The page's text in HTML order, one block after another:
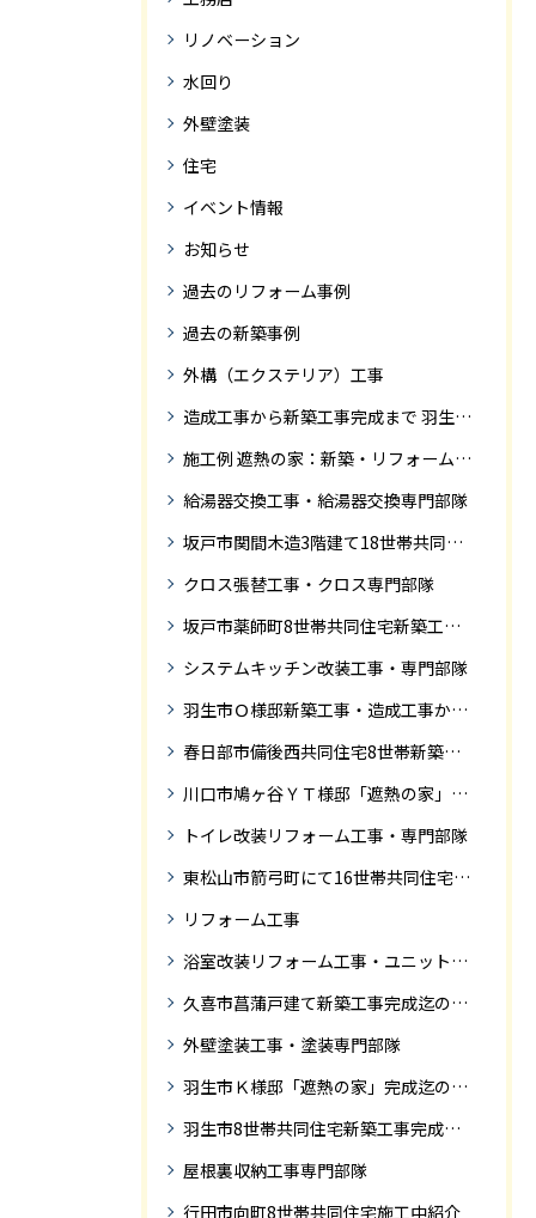
リノベーション
水回り
外壁塗装
住宅
イベント情報
お知らせ
過去のリフォーム事例
過去の新築事例
外構（エクステリア）工事
造成工事から新築工事完成まで 羽生市Ｓ様邸新築工事・
施工例 遮熱の家：新築・リフォーム ドローンにて空撮
給湯器交換工事・給湯器交換専門部隊
坂戸市関間木造3階建て18世帯共同住宅の完成迄紹介
クロス張替工事・クロス専門部隊
坂戸市薬師町8世帯共同住宅新築工事完成迄の紹介です
システムキッチン改装工事・専門部隊
羽生市Ｏ様邸新築工事・造成工事から住宅完成までの紹介
春日部市備後西共同住宅8世帯新築工事完成迄の紹介です。
川口市鳩ヶ谷ＹＴ様邸「遮熱の家」工事状況
トイレ改装リフォーム工事・専門部隊
東松山市箭弓町にて16世帯共同住宅新築工事完成迄の紹介です。
リフォーム工事
浴室改装リフォーム工事・ユニットバス専門部隊
久喜市菖蒲戸建て新築工事完成迄の紹介
外壁塗装工事・塗装専門部隊
羽生市Ｋ様邸「遮熱の家」完成迄の紹介です
羽生市8世帯共同住宅新築工事完成迄の紹介
屋根裏収納工事専門部隊
行田市向町8世帯共同住宅施工中紹介